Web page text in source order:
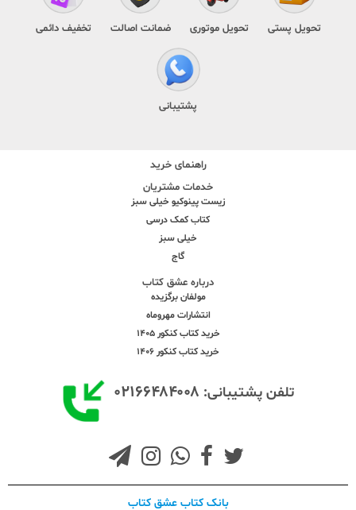
تحویل پستی تحویل موتوری ضمانت اصالت تخفیف دائمی
پشتیبانی
راهنمای خرید
خدمات مشتریان
زیست پینوکیو خیلی سبز
کتاب کمک درسی
خیلی سبز
گاج
درباره عشق کتاب
مولفان برگزیده
انتشارات مهروماه
خرید کتاب کنکور 1405
خرید کتاب کنکور 1406
تلفن پشتیبانی: ۰۲۱۶۶۴۸۴۰۰۸
بانک کتاب عشق کتاب